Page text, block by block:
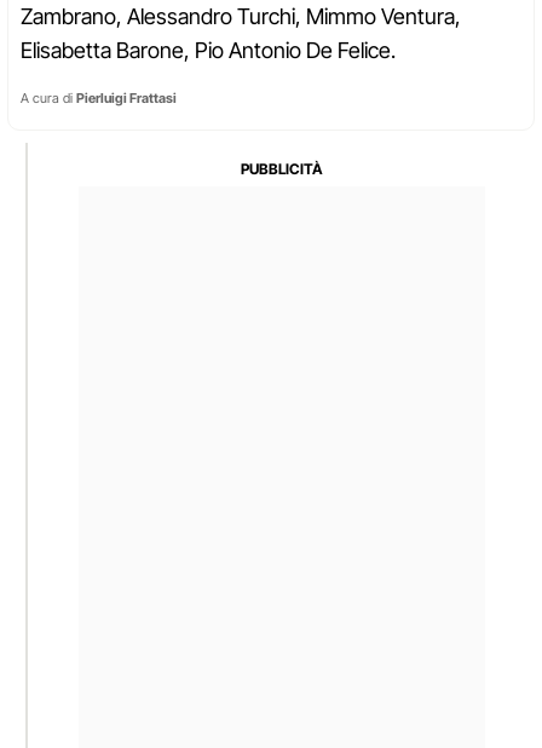
Zambrano, Alessandro Turchi, Mimmo Ventura,
Elisabetta Barone, Pio Antonio De Felice.
A cura di Pierluigi Frattasi